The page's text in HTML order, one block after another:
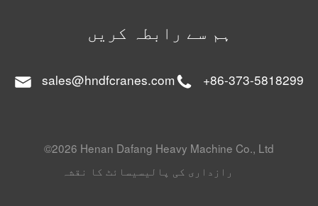
ہم سے رابطہ کریں
sales@hndfcranes.com +86-373-5818299
©2026 Henan Dafang Heavy Machine Co., Ltd
رازداری کی پالیسی سائٹ کا نقشہ